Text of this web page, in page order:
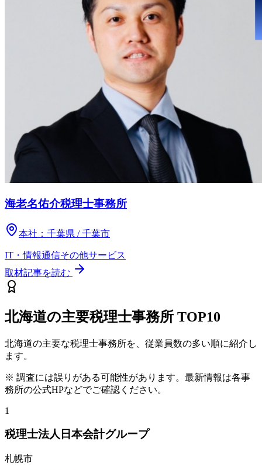
海老名佑介税理士事務所
本社： 千葉県 / 千葉市
IT・情報通信その他サービス
取材記事を読む
北海道の主要税理士事務所 TOP10
北海道の主要な税理士事務所を、従業員数の多い順に紹介し
ます。
※ 調査には誤りがある可能性があります。最新情報は各事
務所の公式HPなどでご確認ください。
1
税理士法人日本会計グループ
札幌市